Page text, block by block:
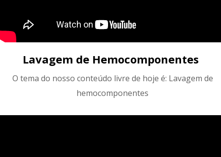
Lavagem de Hemocomponentes
O tema do nosso conteúdo livre de hoje é: Lavagem de
hemocomponentes